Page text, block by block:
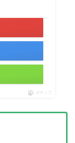
ポチップ